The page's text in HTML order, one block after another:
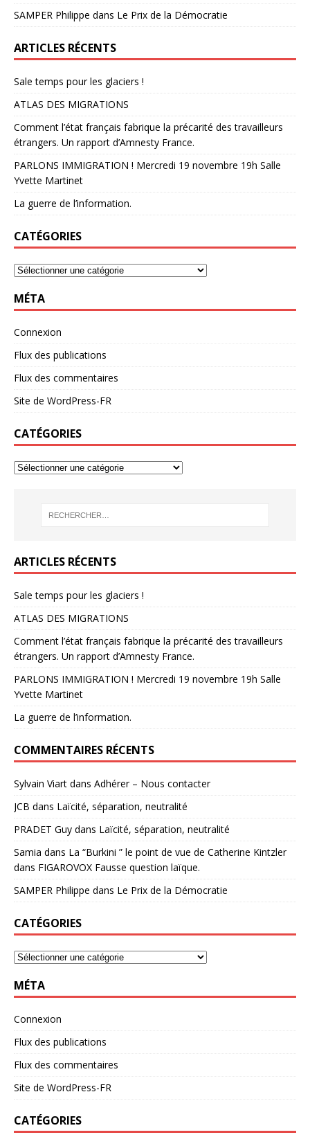
SAMPER Philippe dans Le Prix de la Démocratie
ARTICLES RÉCENTS
Sale temps pour les glaciers !
ATLAS DES MIGRATIONS
Comment l’état français fabrique la précarité des travailleurs
étrangers. Un rapport d’Amnesty France.
PARLONS IMMIGRATION ! Mercredi 19 novembre 19h Salle
Yvette Martinet
La guerre de l’information.
CATÉGORIES
MÉTA
Connexion
Flux des publications
Flux des commentaires
Site de WordPress-FR
CATÉGORIES
ARTICLES RÉCENTS
Sale temps pour les glaciers !
ATLAS DES MIGRATIONS
Comment l’état français fabrique la précarité des travailleurs
étrangers. Un rapport d’Amnesty France.
PARLONS IMMIGRATION ! Mercredi 19 novembre 19h Salle
Yvette Martinet
La guerre de l’information.
COMMENTAIRES RÉCENTS
Sylvain Viart dans Adhérer – Nous contacter
JCB dans Laïcité, séparation, neutralité
PRADET Guy dans Laïcité, séparation, neutralité
Samia dans La “Burkini ” le point de vue de Catherine Kintzler
dans FIGAROVOX Fausse question laïque.
SAMPER Philippe dans Le Prix de la Démocratie
CATÉGORIES
MÉTA
Connexion
Flux des publications
Flux des commentaires
Site de WordPress-FR
CATÉGORIES